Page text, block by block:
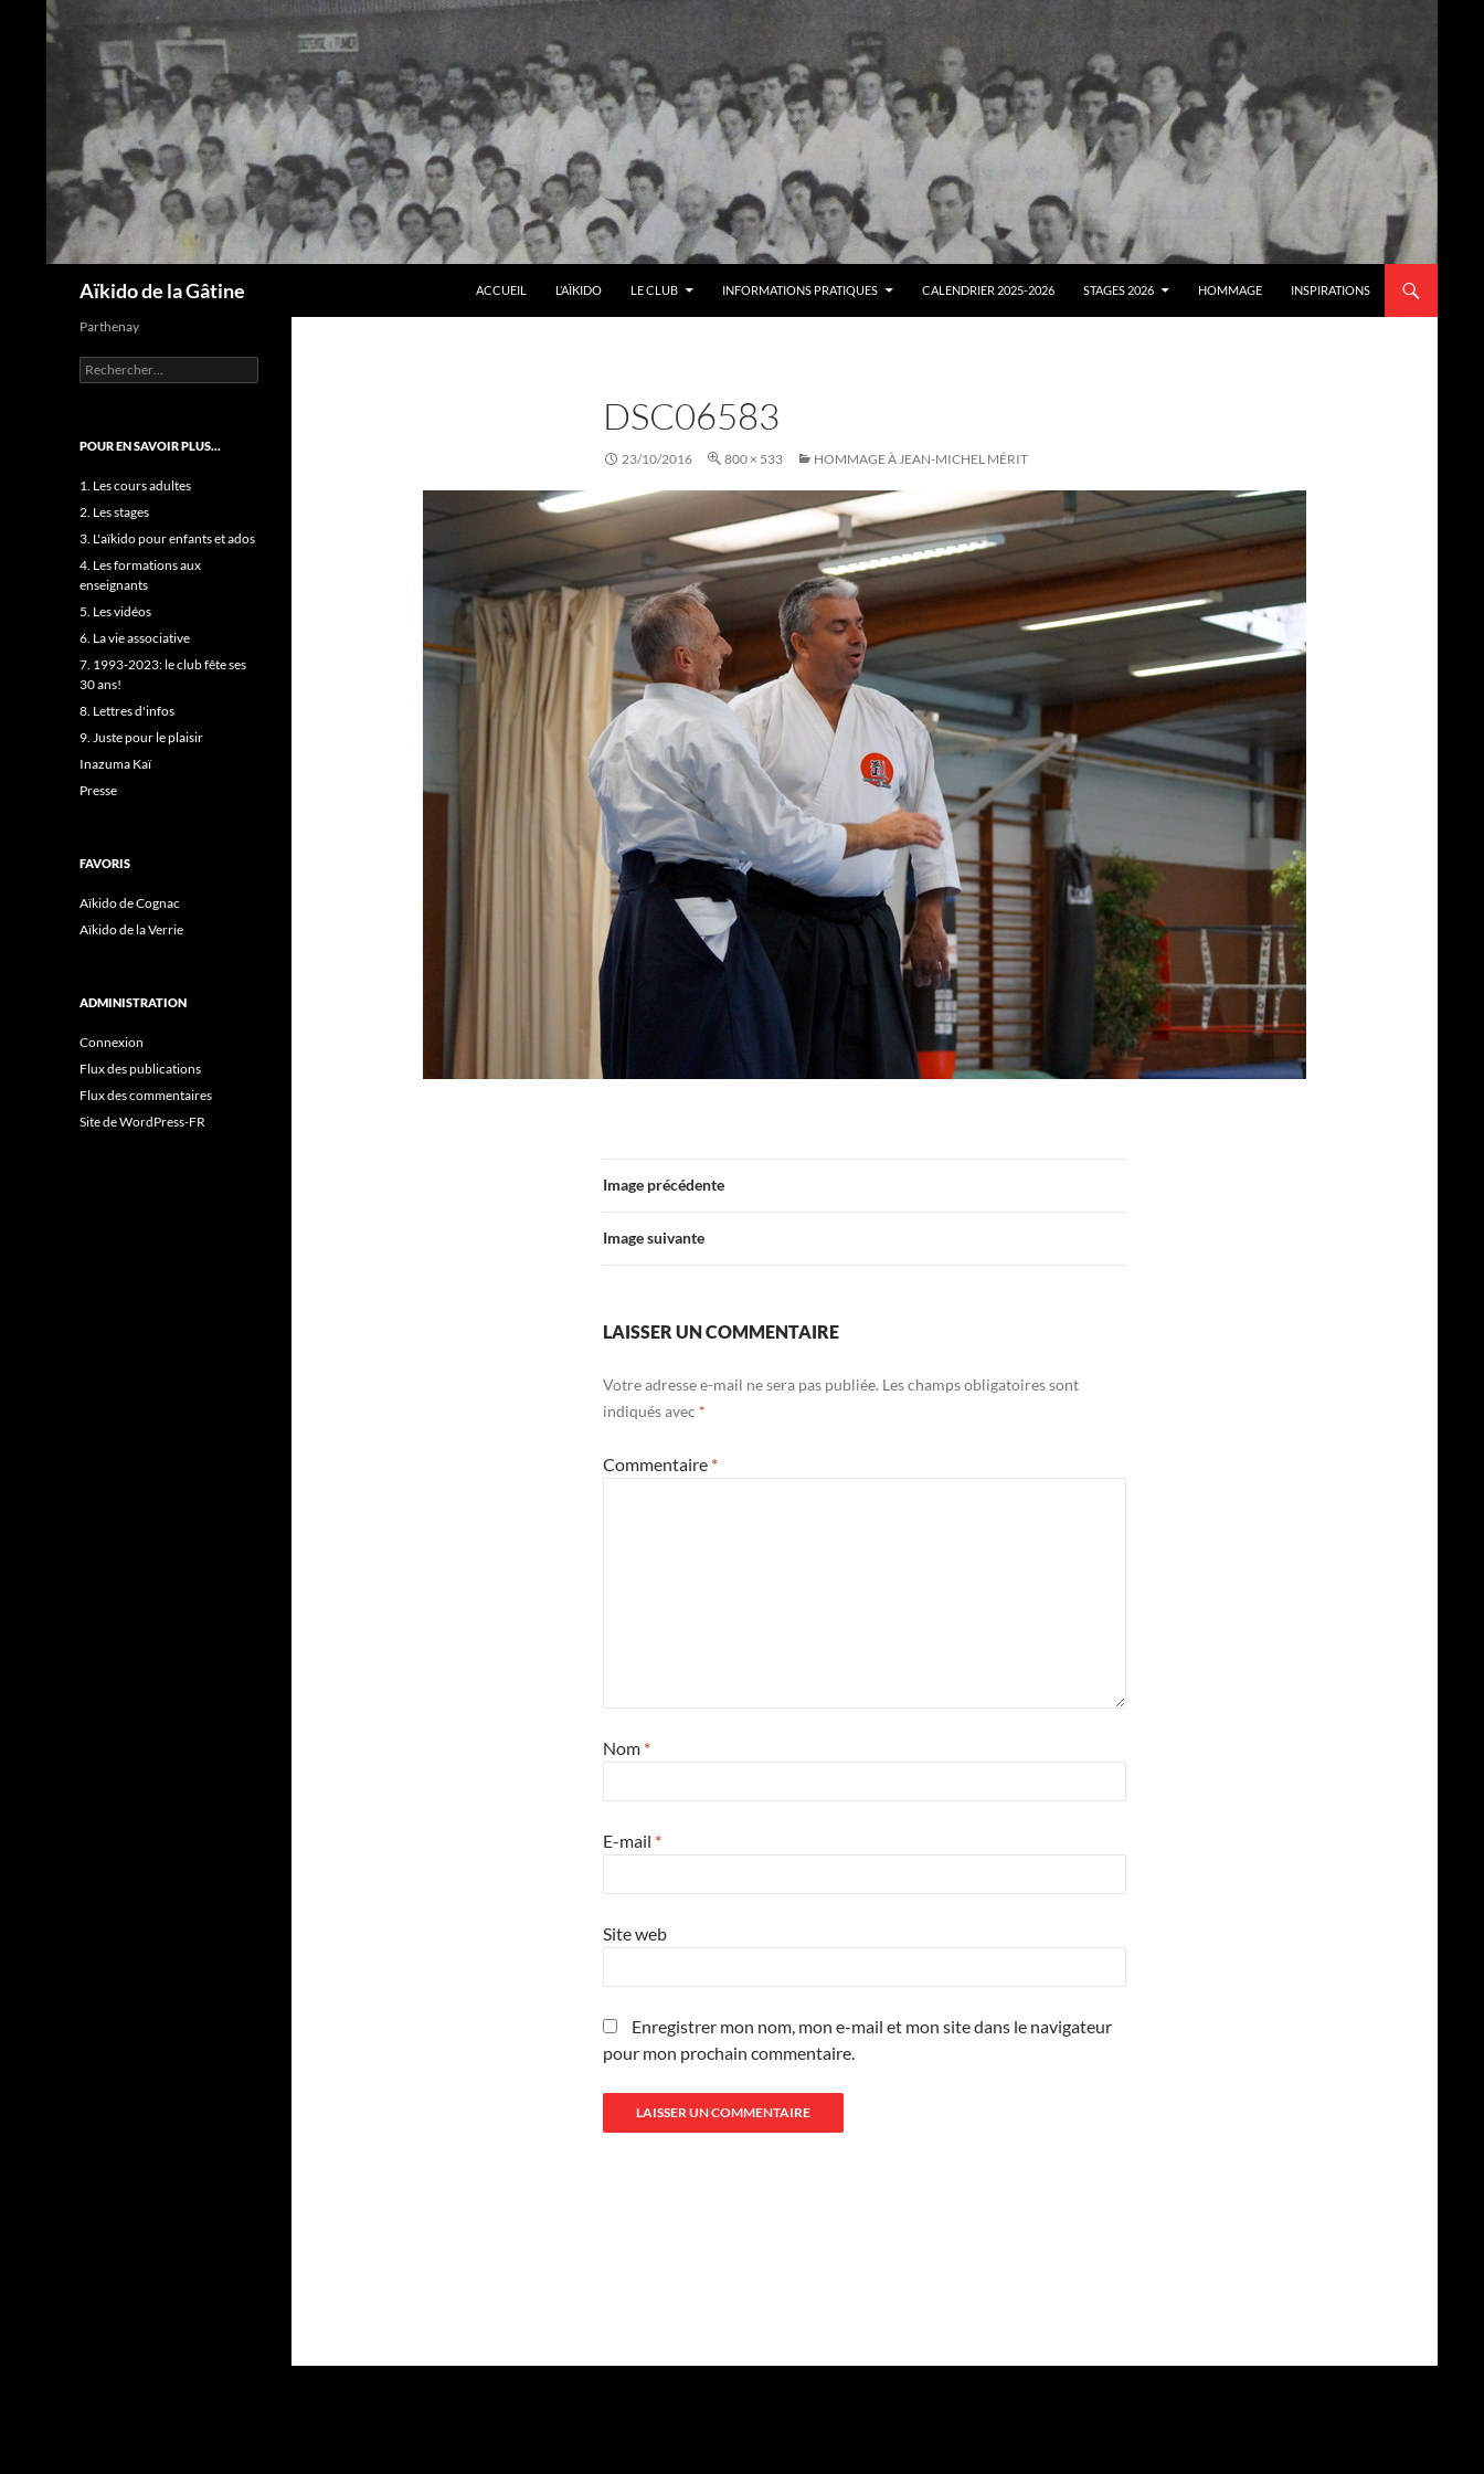
Aïkido de la Gâtine
ACCUEIL
L’AÏKIDO LE CLUB INFORMATIONS PRATIQUES CALENDRIER 2025-2026 STAGES 2026 HOMMAGE INSPIRATIONS
DSC06583
23/10/2016 800 × 533 HOMMAGE À JEAN-MICHEL MÉRIT
Image précédente
Image suivante
LAISSER UN COMMENTAIRE
Votre adresse e-mail ne sera pas publiée. Les champs obligatoires sont
indiqués avec *
Commentaire *
Nom *
E-mail *
Site web
Enregistrer mon nom, mon e-mail et mon site dans le navigateur
pour mon prochain commentaire.
Parthenay
Rechercher :
POUR EN SAVOIR PLUS…
1. Les cours adultes
2. Les stages
3. L'aïkido pour enfants et ados
4. Les formations aux
enseignants
5. Les vidéos
6. La vie associative
7. 1993-2023: le club fête ses
30 ans!
8. Lettres d'infos
9. Juste pour le plaisir
Inazuma Kaï
Presse
FAVORIS
Aïkido de Cognac
Aïkido de la Verrie
ADMINISTRATION
Connexion
Flux des publications
Flux des commentaires
Site de WordPress-FR